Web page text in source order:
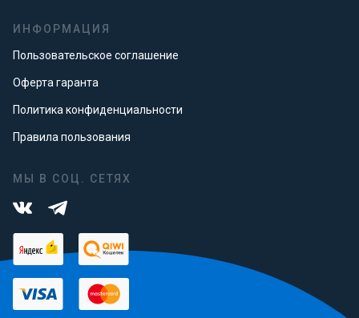
ИНФОРМАЦИЯ
Пользовательское соглашение
Оферта гаранта
Политика конфиденциальности
Правила пользования
МЫ В СОЦ. СЕТЯХ